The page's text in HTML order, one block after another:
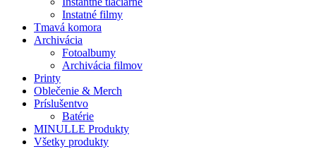
Instatné filmy
Tmavá komora
Archivácia
Fotoalbumy
Archivácia filmov
Printy
Oblečenie & Merch
Príslušentvo
Batérie
MINULLE Produkty
Všetky produkty